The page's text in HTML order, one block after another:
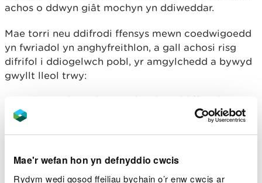
Mae'r wefan hon yn defnyddio cwcis
Rydym wedi gosod ffeiliau bychain o’r enw cwcis ar
achos o ddwyn giât mochyn yn ddiweddar.
Mae torri neu ddifrodi ffensys mewn coedwigoedd
yn fwriadol yn anghyfreithlon, a gall achosi risg
difrifol i ddiogelwch pobl, yr amgylchedd a bywyd
gwyllt lleol trwy:
Atal ymwelwyr rhag cael eu hamddiffyn rhag
ardaloedd o'r coetir a allai fod wedi'u ffensio am
resymau iechyd a diogelwch.
Cynyddu’r risg y bydd da byw yn dianc ar
niwed i’r cyhoedd, yr anifeiliaid, a bywoliaeth